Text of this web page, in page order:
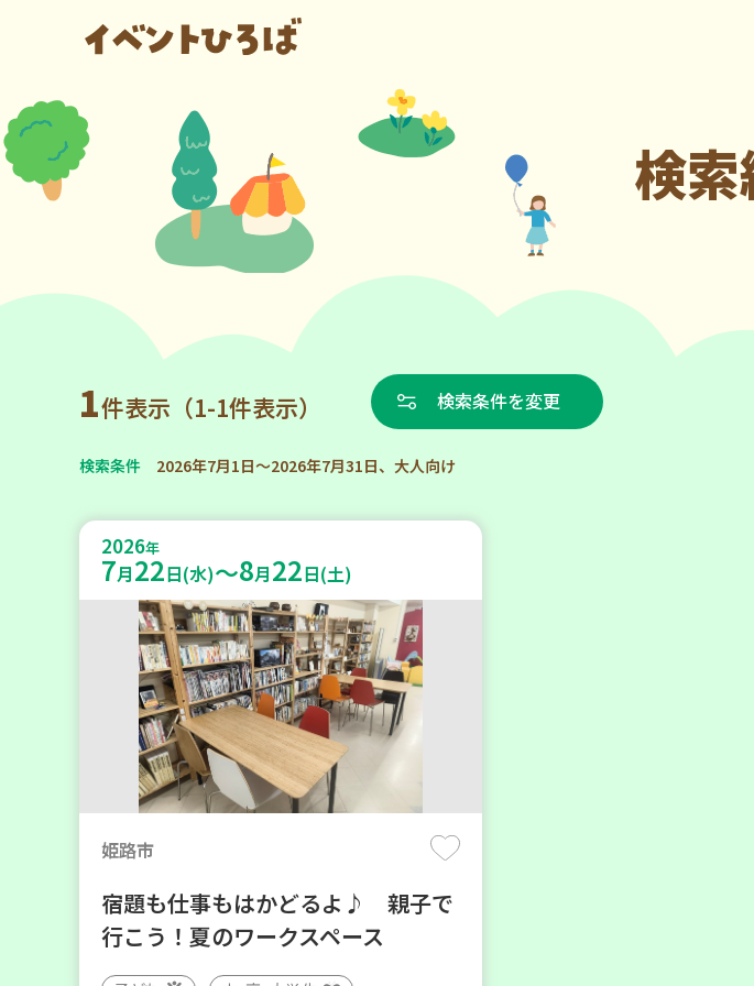
検
1件表示（1-1件表示） 検索条件を変更
検索条件 2026年7月1日～2026年7月31日、大人向け
2026年
7月22日(水)～8月22日(土)
姫路市
宿題も仕事もはかどるよ♪ 親子で
行こう！夏のワークスペース